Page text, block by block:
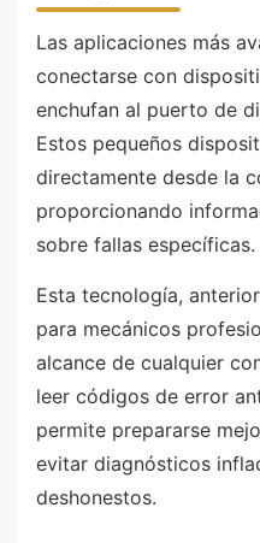
Las aplicaciones más
conectarse con
enchufan al puerto de
Estos pequeños
directamente desde la
proporcionando
sobre fallas específicas.
Esta tecnología,
para mecánicos
alcance de cualquier
leer códigos de error
permite prepararse
evitar diagnósticos
deshonestos.